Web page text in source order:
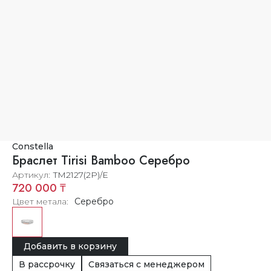
Constella
Браслет Tirisi Bamboo Серебро
Артикул TM2127(2P)/E
720 000 ₸
Цвет метала Серебро
Добавить в корзину
В рассрочку
Связаться с менеджером